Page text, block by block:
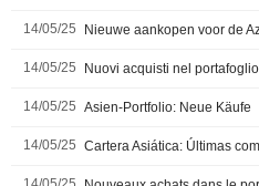
14/05/25
14/05/25 Nuovi acquisti nel
14/05/25 Asien-Portfolio: Neue Käufe
14/05/25 Cartera Asiática: Últimas